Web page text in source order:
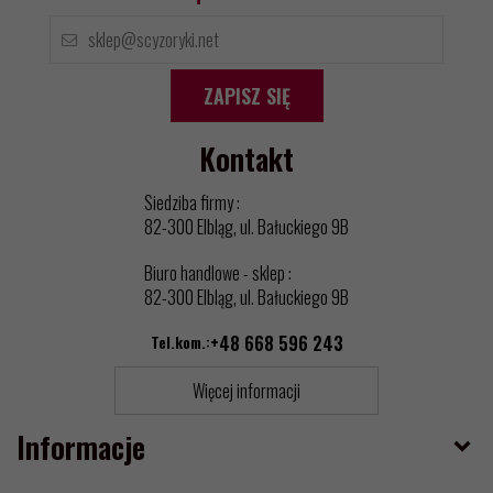
Informacje
ZAPISZ SIĘ
Kontakt
Siedziba firmy :
82-300 Elbląg, ul. Bałuckiego 9B
Biuro handlowe - sklep :
82-300 Elbląg, ul. Bałuckiego 9B
Tel.kom.:+48 668 596 243
Więcej informacji